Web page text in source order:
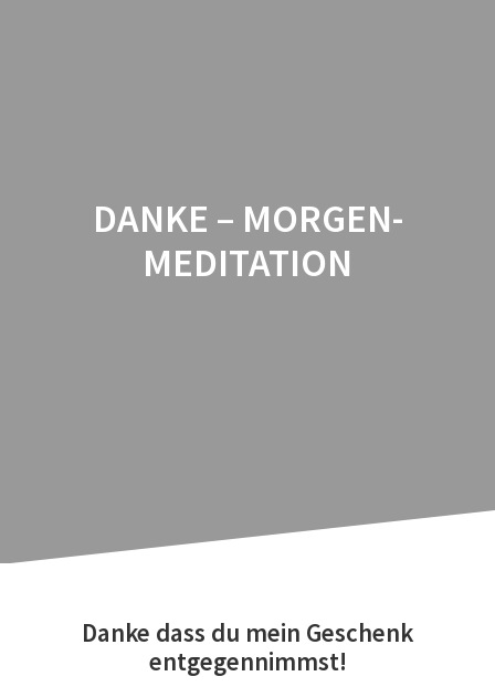
DANKE – MORGEN-
MEDITATION
Danke dass du mein Geschenk
entgegennimmst!